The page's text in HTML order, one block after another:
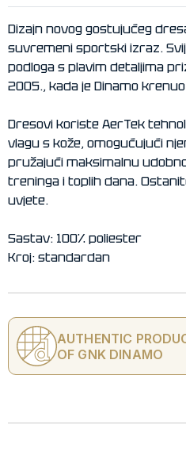
Dizajn novog gostujućeg
suvremeni sportski izraz.
podloga s plavim detaljima
2005., kada je Dinamo
Dresovi koriste AerTek
vlagu s kože, omogućujući
pružajući maksimalnu
treninga i toplih dana.
uvjete.
Sastav: 100% poliester
Kroj: standardan
AUTHENTIC
OF GNK DINAMO